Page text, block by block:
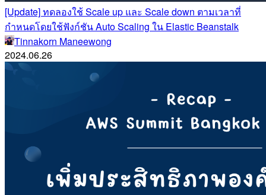
[Update] ทดลองใช้ Scale up และ Scale down ตามเวลาที่
กำหนดโดยใช้ฟังก์ชัน Auto Scaling ใน Elastic Beanstalk
Tinnakorn Maneewong
2024.06.26